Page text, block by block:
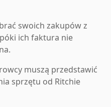
swoich zakupów z
ich faktura nie
muszą przedstawić
sprzętu od Ritchie